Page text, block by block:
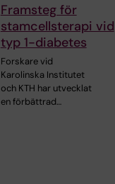
Framsteg för
stamcellsterapi vid
typ 1-diabetes
Forskare vid
Karolinska Institutet
och KTH har utvecklat
en förbättrad…